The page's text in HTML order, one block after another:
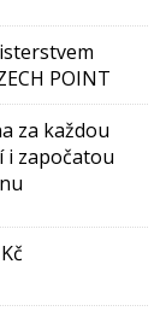
POINT
za každou
i započatou